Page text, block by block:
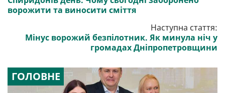
ворожити та виносити сміття
Наступна стаття:
Мінус ворожий безпілотник. Як минула ніч у
громадах Дніпропетровщини
ГОЛОВНЕ